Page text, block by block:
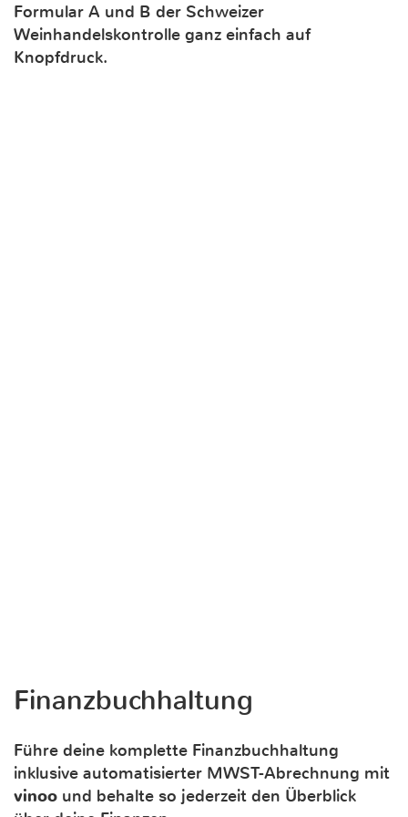
Formular A und B der Schweizer
Weinhandelskontrolle ganz einfach auf
Knopfdruck.
Finanzbuchhaltung
Führe deine komplette Finanzbuchhaltung
inklusive automatisierter MWST-Abrechnung mit
vinoo und behalte so jederzeit den Überblick